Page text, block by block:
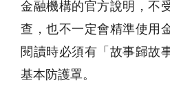
金融機構的官方說明，不
查，也不一定會精準使用
閱讀時必須有「故事歸故
基本防護罩。